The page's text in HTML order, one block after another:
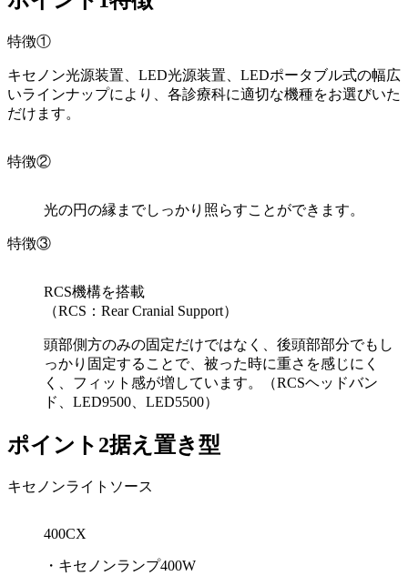
特徴①
キセノン光源装置、LED光源装置、LEDポータブル式の幅広
いラインナップにより、各診療科に適切な機種をお選びいた
だけます。
特徴②
光の円の縁までしっかり照らすことができます。
特徴③
RCS機構を搭載
（RCS：Rear Cranial Support）
頭部側方のみの固定だけではなく、後頭部部分でもし
っかり固定することで、被った時に重さを感じにく
く、フィット感が増しています。（RCSヘッドバン
ド、LED9500、LED5500）
ポイント2据え置き型
キセノンライトソース
400CX
・キセノンランプ400W